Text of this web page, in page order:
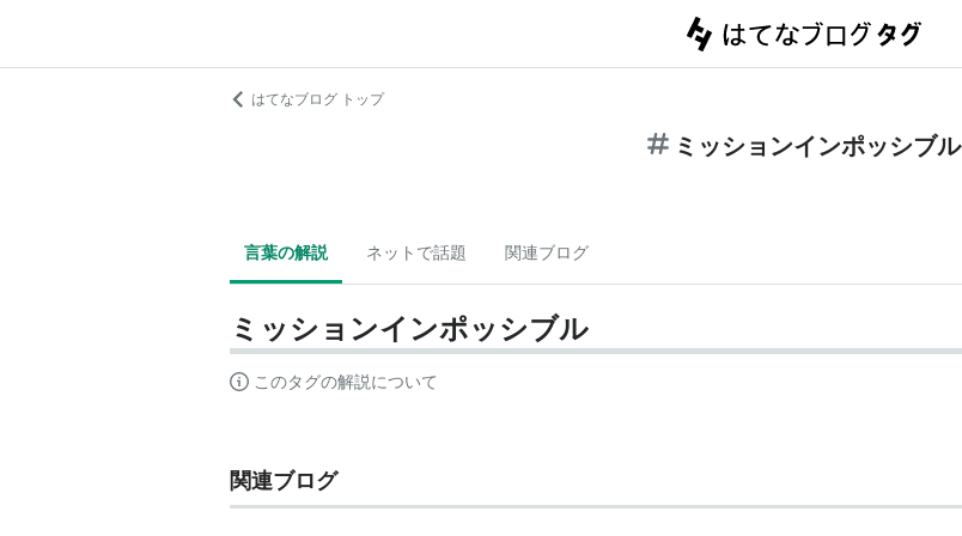
はてなブログ トップ
ミッションインポッシブル
言葉の解説 ネットで話題 関連ブログ
ミッションインポッシブル
このタグの解説について
関連ブログ